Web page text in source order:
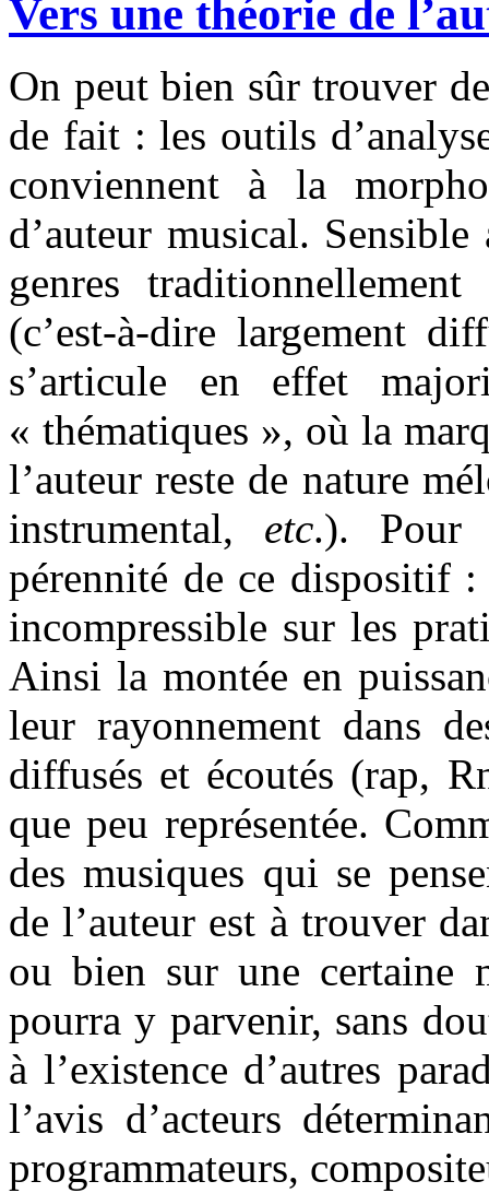
Vers une théorie de
On peut bien sûr trouver
de fait : les outils
conviennent à la
d’auteur musical.
genres
(c’est-à-dire largement
s’articule en effet
« thématiques », où la
l’auteur reste de nature
instrumental, etc.). Pour
pérennité de ce dispositif
incompressible sur les
Ainsi la montée en
leur rayonnement dans
diffusés et écoutés (rap,
que peu représentée.
des musiques qui se
de l’auteur est à trouver
ou bien sur une certaine
pourra y parvenir, sans
à l’existence d’autres
l’avis d’acteurs
programmateurs,